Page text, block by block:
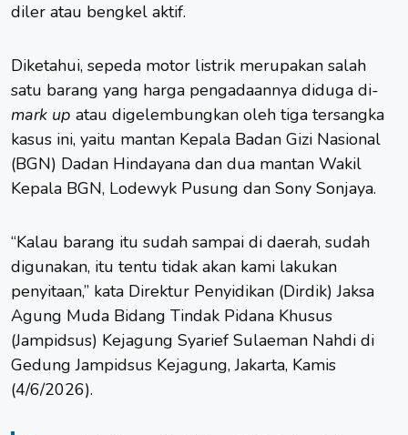
diler atau bengkel aktif.
Diketahui, sepeda motor listrik merupakan salah
satu barang yang harga pengadaannya diduga di-
mark up atau digelembungkan oleh tiga tersangka
kasus ini, yaitu mantan Kepala Badan Gizi Nasional
(BGN) Dadan Hindayana dan dua mantan Wakil
Kepala BGN, Lodewyk Pusung dan Sony Sonjaya.
“Kalau barang itu sudah sampai di daerah, sudah
digunakan, itu tentu tidak akan kami lakukan
penyitaan,” kata Direktur Penyidikan (Dirdik) Jaksa
Agung Muda Bidang Tindak Pidana Khusus
(Jampidsus) Kejagung Syarief Sulaeman Nahdi di
Gedung Jampidsus Kejagung, Jakarta, Kamis
(4/6/2026).